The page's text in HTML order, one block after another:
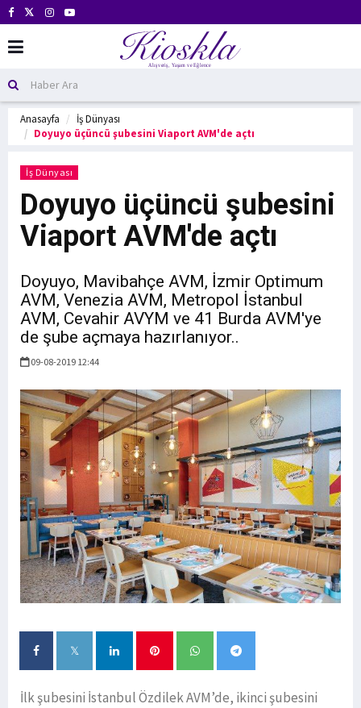
Anasayfa
İş Dünyası
Doyuyo üçüncü şubesini Viaport AVM'de açtı
İş Dünyası
Doyuyo üçüncü şubesini
Viaport AVM'de açtı
Doyuyo, Mavibahçe AVM, İzmir Optimum
AVM, Venezia AVM, Metropol İstanbul
AVM, Cevahir AVYM ve 41 Burda AVM'ye
de şube açmaya hazırlanıyor..
09-08-2019 12:44
İlk şubesini İstanbul Özdilek AVM’de, ikinci şubesini